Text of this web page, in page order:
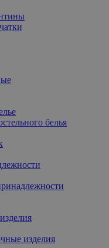
белья
изделия